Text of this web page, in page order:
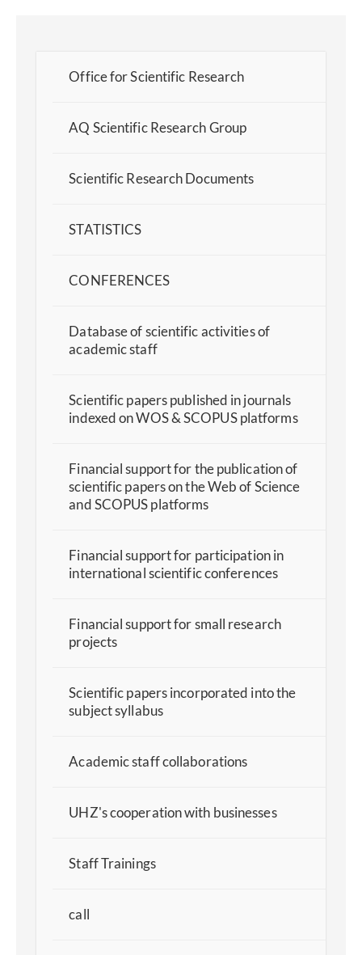
Office for Scientific Research
AQ Scientific Research Group
Scientific Research Documents
STATISTICS
CONFERENCES
Database of scientific activities of
academic staff
Scientific papers published in journals
indexed on WOS & SCOPUS platforms
Financial support for the publication of
scientific papers on the Web of Science
and SCOPUS platforms
Financial support for participation in
international scientific conferences
Financial support for small research
projects
Scientific papers incorporated into the
subject syllabus
Academic staff collaborations
UHZ's cooperation with businesses
Staff Trainings
call